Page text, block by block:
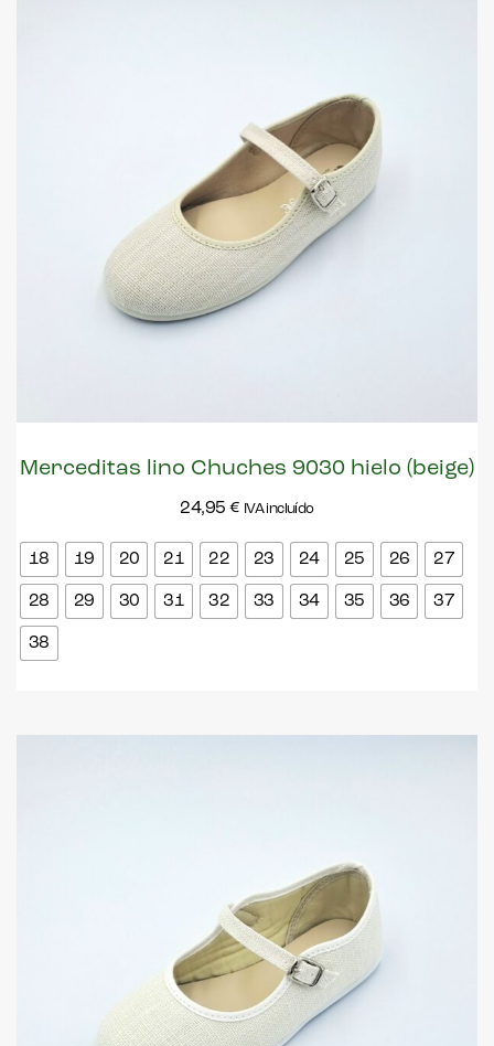
Merceditas lino Chuches 9030 hielo (beige)
24,95 € IVA incluído
18 19 20 21 22 23 24 25 26 27
28 29 30 31 32 33 34 35 36 37
38